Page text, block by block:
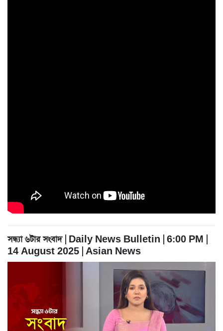
সন্ধ্যা ৬টার সংবাদ | Daily News Bulletin | 6:00 PM |
14 August 2025 | Asian News